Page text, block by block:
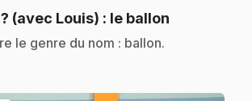
(avec Louis) : le ballon
le genre du nom : ballon.